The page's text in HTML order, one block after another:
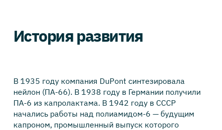
История развития
В 1935 году компания DuPont синтезировала
нейлон (ПА-66). В 1938 году в Германии получили
ПА-6 из капролактама. В 1942 году в СССР
начались работы над полиамидом-6 — будущим
капроном, промышленный выпуск которого